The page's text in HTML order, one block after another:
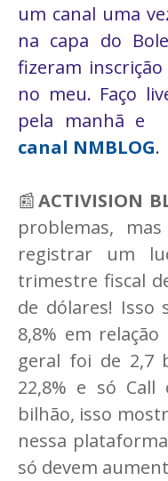
um canal uma
na capa do
fizeram
no meu. Faço
pela manhã e
canal NMBLOG.
📰ACTIVISION
problemas,
registrar um
trimestre fiscal
de dólares! Isso
8,8% em
geral foi de 2,7
22,8% e só
bilhão, isso
nessa
só devem